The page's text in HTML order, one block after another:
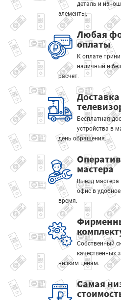
деталь и
элементы.
Любая
оплаты
К оплате
наличный и
расчет.
Доставка
Бесплатная
устройства в
день обращения.
мастера
Выезд мастера
офис в
время.
Собственный
качественных
низким ценам.
Самая